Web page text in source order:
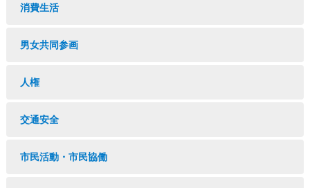
消費生活
男女共同参画
人権
交通安全
市民活動・市民協働